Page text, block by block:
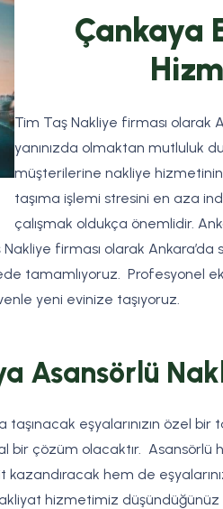
Çankaya
Tim Taş Nakliye firması olarak
yanınızda olmaktan mutluluk
müşterilerine nakliye
taşıma işlemi stresini en aza
çalışmak oldukça önemlidir.
firması olarak
tamamlıyoruz. Profesyonel
yeni evinize taşıyoruz.
Asansörlü
eşyalarınızın özel bir
çözüm olacaktır. Asansörlü
kazandıracak hem de
hizmetimiz